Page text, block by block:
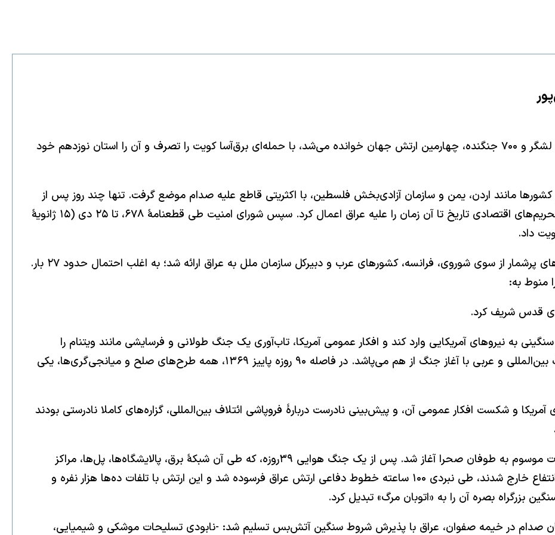
در ۱۱ مرداد ۱۳۶۹، ارتش عراق که در آن هنگام با ۵۶ لشگر و ۷۰۰ جنگنده، چهارمین ارتش جهان خوانده می‌شد، با حمله‌ای برق‌آسا کویت را تصرف و آن را استان نوزدهم خود
کشورها مانند اردن، یمن و سازمان آزادی‌بخش فلسطین، با اکثریتی قاطع علیه صدام موضع گرفت. تنها چند روز پس از
تهاجم، شورای امنیت با قطعنامه ۶۶۱، سنگین‌ترین تحریم‌های اقتصادی تاریخ تا آن زمان را علیه عراق اعمال کرد. سپس شورای امنیت طی قطعنامهٔ ۶۷۸، تا ۲۵ دی (۱۵ ژانویهٔ
در این فاصله، طرح‌های متعدد صلح و میانجی‌گری‌های پرشمار از سوی شوروی، فرانسه، کشورهای عرب و دبیرکل سازمان ملل به عراق ارائه شد؛ به اغلب احتمال حدود ۲۷ بار.
منوط به:
قدس شریف کرد.
به نیروهای آمریکایی وارد کند و افکار عمومی آمریکا، تاب‌آوری یک جنگ طولانی و فرسایشی مانند ویتنام را
نخواهد داشت. همچنین برآوردش این بود که ائتلاف بین‌المللی و عربی با آغاز جنگ از هم می‌پاشد. در فاصله ۹۰ روزه پاییز ۱۳۶۹، همه طرح‌های صلح و میانجی‌گری‌ها، یکی
و شکست افکار عمومی آن، و پیش‌بینی نادرست دربارهٔ فروپاشی ائتلاف بین‌المللی، گزاره‌های کاملا نادرستی بودند
با رد آخرین پیشنهادات صلح، در دی‌ماه ۱۳۶۹ عملیات موسوم به طوفان صحرا آغاز شد. پس از یک جنگ هوایی ۳۹روزه، که طی آن شبکهٔ برق، پالایشگاه‌ها، پل‌ها، مراکز
فرماندهی و راه‌های مواصلاتی عراق نابود یا از حیز انتفاع خارج شدند، طی نبردی ۱۰۰ ساعته خطوط دفاعی ارتش عراق فرسوده شد و این ارتش با تلفات ده‌ها هزار نفره و
بزرگراه بصره آن را به «اتوبان مرگ» تبدیل کرد.
صدام در خیمه صفوان، عراق با پذیرش شروط سنگین آتش‌بس تسلیم شد: -نابودی تسلیحات موشکی و شیمیایی،